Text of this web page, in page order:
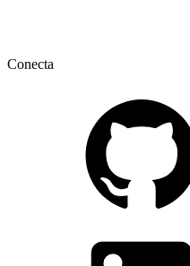
Conecta